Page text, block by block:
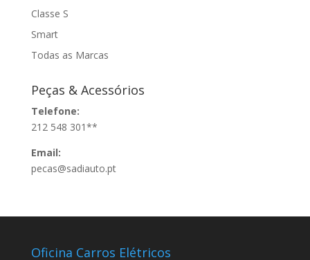
Classe S
Smart
Todas as Marcas
Peças & Acessórios
Telefone:
212 548 301**
Email:
pecas@sadiauto.pt
Oficina Carros Elétricos